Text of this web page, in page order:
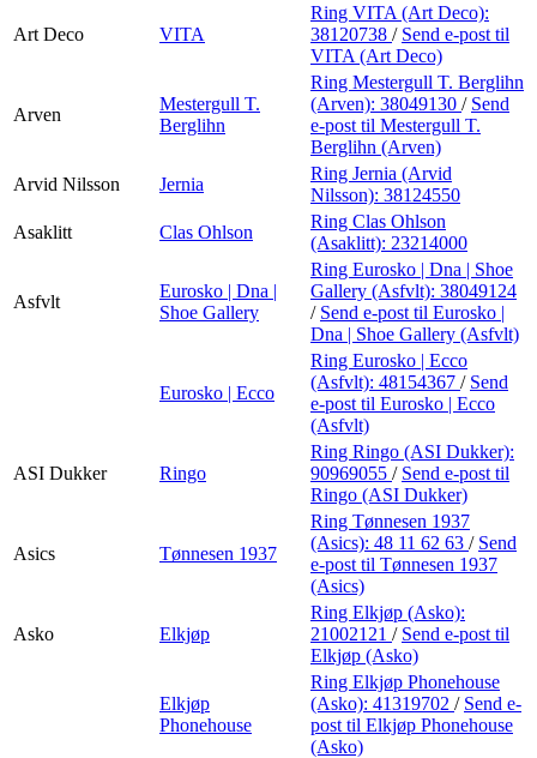
Art Deco VITA
Ring VITA (Art Deco):
38120738 / Send e-post til
VITA (Art Deco)
Arven
Mestergull T.
Berglihn
Ring Mestergull T. Berglihn
(Arven): 38049130 / Send
e-post til Mestergull T.
Berglihn (Arven)
Arvid Nilsson
Jernia
Ring Jernia (Arvid
Nilsson): 38124550
Asaklitt
Clas Ohlson
Ring Clas Ohlson
(Asaklitt): 23214000
Asfvlt
Eurosko | Dna |
Shoe Gallery
Ring Eurosko | Dna | Shoe
Gallery (Asfvlt): 38049124
/ Send e-post til Eurosko |
Dna | Shoe Gallery (Asfvlt)
Eurosko | Ecco
Ring Eurosko | Ecco
(Asfvlt): 48154367 / Send
e-post til Eurosko | Ecco
(Asfvlt)
ASI Dukker Ringo
Ring Ringo (ASI Dukker):
90969055 / Send e-post til
Ringo (ASI Dukker)
Asics Tønnesen 1937
Ring Tønnesen 1937
(Asics): 48 11 62 63 / Send
e-post til Tønnesen 1937
(Asics)
Asko Elkjøp
Ring Elkjøp (Asko):
21002121 / Send e-post til
Elkjøp (Asko)
Elkjøp
Phonehouse
Ring Elkjøp Phonehouse
(Asko): 41319702 / Send e-
post til Elkjøp Phonehouse
(Asko)